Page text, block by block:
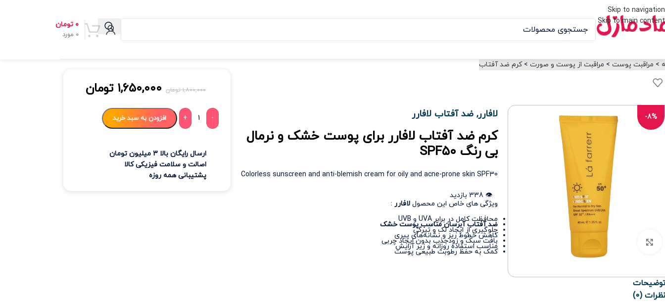
Skip to navigation
Skip to main content
0 مورد
۰ تومان
> مراقبت پوست > مراقبت از پوست و صورت >کرم ضد آفتاب
-8%
برای بزرگنمایی کلیک کنید
لافارر, ضد آفتاب لافارر
کرم ضد آفتاب لافارر برای پوست خشک و نرمال
بی رنگ SPF۵۰
Colorless sunscreen and anti-blemish cream for oily and acne-prone skin SPF30
👁️ 338 بازدید
ویژگی های خاص این محصول لافارر:
محافظت کامل در برابر UVA و UVB
ضد آفتاب آبرسان مناسب پوست خشک
جلوگیری از ایجاد لک و تیرگی
کاهش خطوط ریز و نشانه‌های پیری
بافت سبک و زودجذب بدون ایجاد چربی
مناسب استفاده روزانه و زیر آرایش
کمک به حفظ رطوبت طبیعی پوست
توضیحات
نظرات (0)
۱,۸۰۰,۰۰۰ تومان ۱,۶۵۰,۰۰۰ تومان
-
+ افزودن به سبد خرید
ارسال رایگان بالا 3 میلیون تومان
اصالت و سلامت فیزیکی کالا
پشتیبانی همه روزه